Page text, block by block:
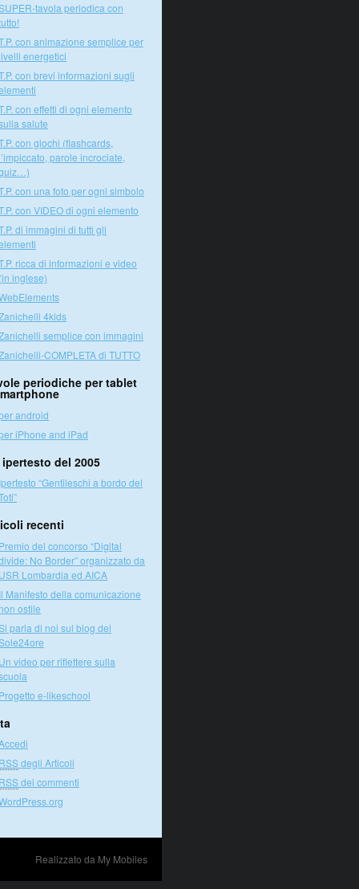
tavola periodica con
con animazione semplice per
energetici
con brevi informazioni sugli
con effetti di ogni elemento
salute
con giochi (flashcards,
parole incrociate,
con una foto per ogni simbolo
con VIDEO di ogni elemento
di immagini di tutti gli
ricca di informazioni e video
inglese)
4kids
semplice con immagini
COMPLETA di TUTTO
periodiche per tablet
android
iPhone and iPad
ipertesto del 2005
“Gentileschi a bordo del
recenti
del concorso “Digital
No Border” organizzato da
Lombardia ed AICA
Manifesto della comunicazione
ostile
parla di noi sul blog del
video per riflettere sulla
e-likeschool
degli Articoli
dei commenti
Realizzato da My Mobiles